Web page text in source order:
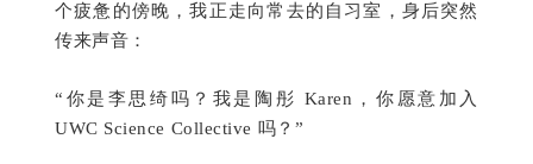
个疲惫的傍晚，我正走向常去的自习室，身后突然
传来声音：
“你是李思绮吗？我是陶彤 Karen，你愿意加入
UWC Science Collective 吗？”